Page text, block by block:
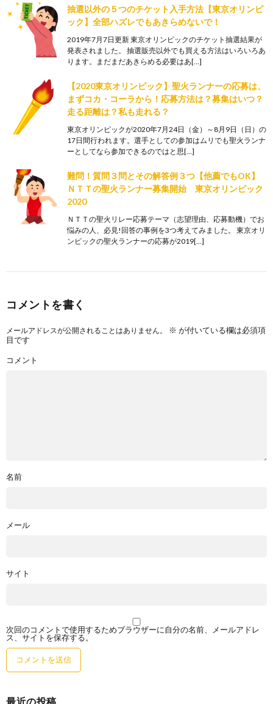
抽選以外の５つのチケット入手方法【東京オリンピ
ック】全部ハズレでもあきらめないで！
2019年7月7日更新 東京オリンピックのチケット抽選結果が
発表されました。 抽選販売以外でも買える方法はいろいろあ
ります。まだまだあきらめる必要はあ[…]
【2020東京オリンピック】聖火ランナーの応募は、
まずコカ・コーラから！応募方法は？募集はいつ？
走る距離は？私も走れる？
東京オリンピックが2020年7月24日（金）～8月9日（日）の
17日間行われます。選手としての参加はムリでも聖火ランナ
ーとしてなら参加できるのではと思[…]
難問！質問３問とその解答例３つ【他薦でもOK】
ＮＴＴの聖火ランナー募集開始 東京オリンピック
2020
ＮＴＴの聖火リレー応募テーマ（志望理由、応募動機）でお
悩みの人、必見!回答の事例を3つ考えてみました。 東京オリ
ンピックの聖火ランナーの応募が2019[…]
コメントを書く
メールアドレスが公開されることはありません。 ※ が付いている欄は必須項
目です
コメント
名前
メール
サイト
次回のコメントで使用するためブラウザーに自分の名前、メールアドレ
ス、サイトを保存する。
最近の投稿